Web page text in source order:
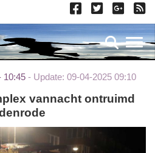
10:45 Update: 09-04-2025 09:10